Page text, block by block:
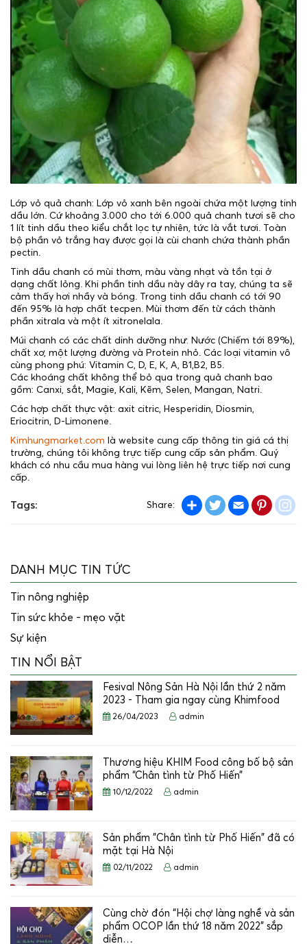
Lớp vỏ quả chanh: Lớp vỏ xanh bên ngoài chứa một lượng tinh
dầu lớn. Cứ khoảng 3.000 cho tới 6.000 quả chanh tươi sẽ cho
1 lít tinh dầu theo kiểu chắt lọc tự nhiên, tức là vắt tươi. Toàn
bộ phần vỏ trắng hay được gọi là cùi chanh chứa thành phần
pectin.
Tinh dầu chanh có mùi thơm, màu vàng nhạt và tồn tại ở
dạng chất lỏng. Khi phần tinh dầu này dây ra tay, chúng ta sẽ
cảm thấy hơi nhầy và bóng. Trong tinh dầu chanh có tới 90
đến 95% là hợp chất tecpen. Mùi thơm đến từ cách thành
phần xitrala và một ít xitronelala.
Múi chanh có các chất dinh dưỡng như: Nước (Chiếm tới 89%),
chất xơ, một lượng đường và Protein nhỏ. Các loại vitamin vô
cùng phong phú: Vitamin C, D, E, K, A, B1,B2, B5.
Các khoáng chất không thể bỏ qua trong quả chanh bao
gồm: Canxi, sắt, Magie, Kali, Kẽm, Selen, Mangan, Natri.
Các hợp chất thực vật: axit citric, Hesperidin, Diosmin,
Eriocitrin, D-Limonene.
Kimhungmarket.com là website cung cấp thông tin giá cá thị
trường, chúng tôi không trực tiếp cung cấp sản phẩm. Quý
khách có nhu cầu mua hàng vui lòng liên hệ trực tiếp nơi cung
cấp.
Tags: Share: Share TwitterEmail
DANH MỤC TIN TỨC
Tin nông nghiệp
Tin sức khỏe - mẹo vặt
Sự kiện
TIN NỔI BẬT
Fesival Nông Sản Hà Nội lần thứ 2 năm
2023 - Tham gia ngay cùng Khimfood
26/04/2023 admin
Thương hiệu KHIM Food công bố bộ sản
phẩm “Chân tình từ Phố Hiến”
10/12/2022 admin
Sản phẩm "Chân tình từ Phố Hiến" đã có
mặt tại Hà Nội
02/11/2022 admin
Cùng chờ đón “Hội chợ làng nghề và sản
phẩm OCOP lần thứ 18 năm 2022” sắp
diễn…